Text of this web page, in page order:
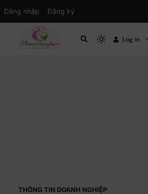
Mạng xã hội Kinh tế –
Log in
THÔNG TIN DOANH NGHIỆP
Đăng nhập Đăng ký